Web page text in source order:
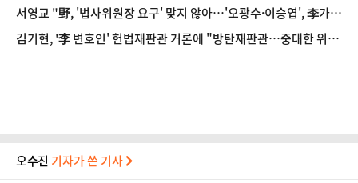
서영교 "野, '법사위원장 요구' 맞지 않아…'오광수·이승엽', 李가
충분히 고려했을 것"
김기현, '李 변호인' 헌법재판관 거론에 "방탄재판관…중대한 위
오수진 기자가 쓴 기사